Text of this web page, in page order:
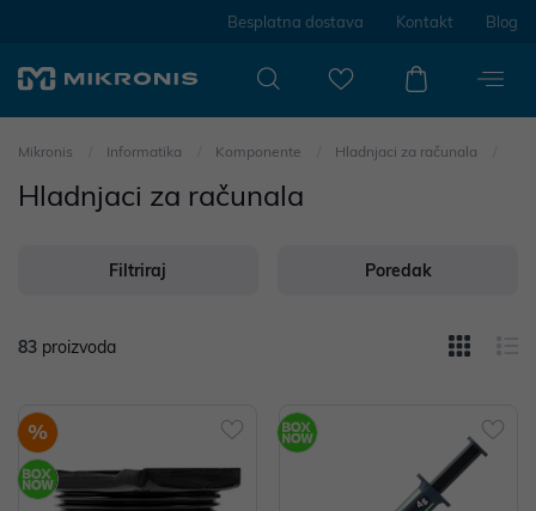
Besplatna dostava Kontakt Blog
Mikronis Informatika Komponente Hladnjaci za računala
Hladnjaci za računala
Filtriraj Poredak
83 proizvoda
%